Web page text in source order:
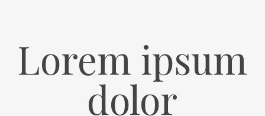
Lorem ipsum
dolor